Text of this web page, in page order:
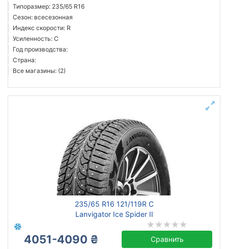
Типоразмер: 235/65 R16
Сезон: всесезонная
Индекс скорости: R
Усиленность: C
Год производства:
Страна:
Все магазины: (2)
235/65 R16 121/119R C
Lanvigator Ice Spider II
4051-4090 ₴ Сравнить
Sailun
Goodyear
Bridgestone
Altenzo
Все бренды
Страна производства
Подобрать